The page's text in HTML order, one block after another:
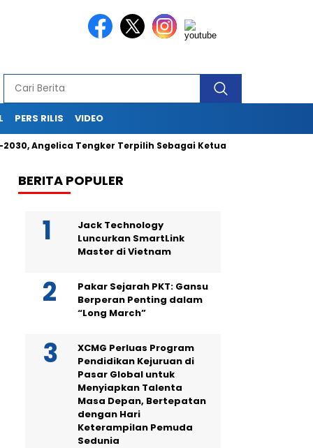
PERS RILIS VIDEO
Tengker Terpilih Sebagai Ketua Umum
BERITA POPULER
Jack Technology
Luncurkan SmartLink
Master di Vietnam
Pakar Sejarah PKT: Gansu
Berperan Penting dalam
“Long March”
XCMG Perluas Program
Pendidikan Kejuruan di
Pasar Global untuk
Menyiapkan Talenta
Masa Depan, Bertepatan
dengan Hari
Keterampilan Pemuda
Sedunia